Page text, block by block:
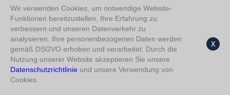
27/01/2018 Milton Keynes Dons Coventry City
13/01/2018 Milton Keynes Dons AFC Wimbledon 0-0 0-0
30/12/2017 Milton Keynes Dons Peterborough United
26/12/2017
Wir verwenden Cookies, um notwendige Website-
Funktionen bereitzustellen, Ihre Erfahrung zu
verbessern und unseren Datenverkehr zu
analysieren. Ihre personenbezogenen Daten werden
gemäß DSGVO erhoben und verarbeitet. Durch die
Nutzung unserer Website akzeptieren Sie unsere
Datenschutzrichtlinie und unsere Verwendung von
Cookies.
X